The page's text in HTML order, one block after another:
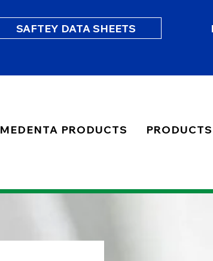
SAFTEY DATA SHEETS
MEDENTA PRODUCTS PRODUCTS